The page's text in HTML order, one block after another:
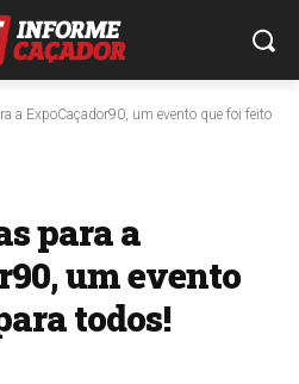
a ExpoCaçador90, um evento que foi feito
para a
um evento
todos!